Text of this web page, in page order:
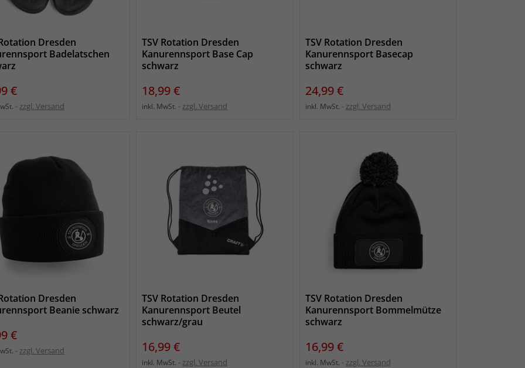
Dresden
Badelatschen
€
zzgl. Versand
TSV Rotation Dresden
Kanurennsport Base Cap
schwarz
Preis
18,99 €
inkl. MwSt. zzgl. Versand
TSV Rotation Dresden
Kanurennsport Basecap
schwarz
Preis
24,99 €
inkl. MwSt. zzgl. Versand
Dresden
Beanie schwarz
€
zzgl. Versand
TSV Rotation Dresden
Kanurennsport Beutel
schwarz/grau
Preis
16,99 €
inkl. MwSt. zzgl. Versand
TSV Rotation Dresden
Kanurennsport Bommelmütze
schwarz
Preis
16,99 €
inkl. MwSt. zzgl. Versand